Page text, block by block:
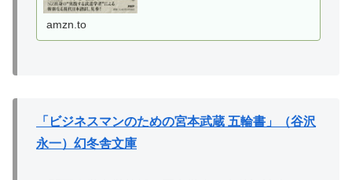
amzn.to
「ビジネスマンのための宮本武蔵 五輪書」（谷沢
永一）幻冬舎文庫